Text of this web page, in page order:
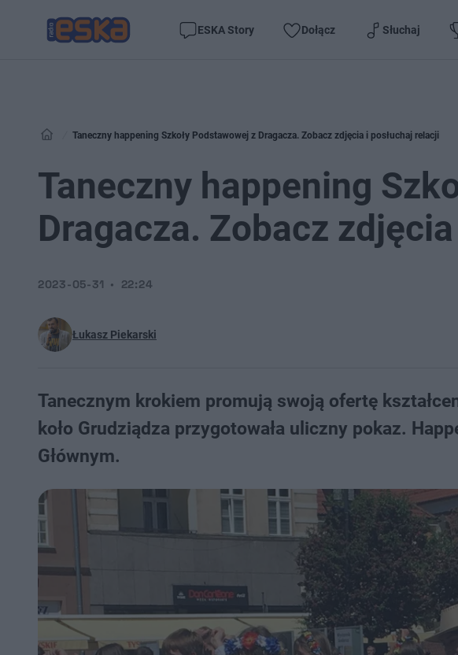
ESKA Story Dołącz Słuchaj
Taneczny happening Szkoły Podstawowej z Dragacza. Zobacz zdjęcia i posłuchaj relacji
Taneczny happening
Dragacza. Zobacz
Łukasz Piekarski
2023-05-31 22:24
Tanecznym krokiem promują swoją ofertę
koło Grudziądza przygotowała uliczny pokaz.
Głównym.